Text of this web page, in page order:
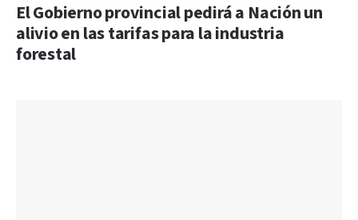
El Gobierno provincial pedirá a Nación un
alivio en las tarifas para la industria
forestal